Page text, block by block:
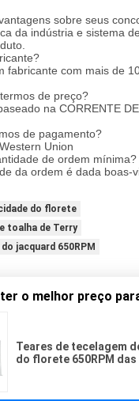
sobre seus
da indústria e sistema
fabricante com mais de
de preço?
na CORRENTE
de pagamento?
Union
de ordem mínima?
da ordem é dada boas-
do florete
toalha de Terry
jacquard 650RPM
o melhor preço
Teares de tecelagem
do florete 650RPM